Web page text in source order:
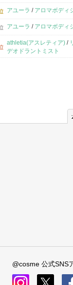
アユーラ / アロマボディ
アユーラ / アロマボディ
athletia(アスレティア) /
デオドラントミスト
@cosme 公式SNS